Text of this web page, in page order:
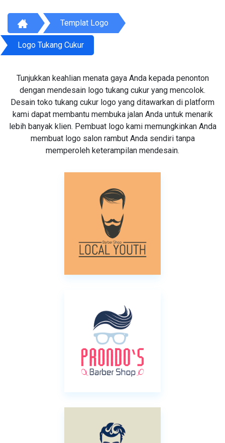
Templat Logo
Logo Tukang Cukur
Tunjukkan keahlian menata gaya Anda kepada penonton
dengan mendesain logo tukang cukur yang mencolok.
Desain toko tukang cukur logo yang ditawarkan di platform
kami dapat membantu membuka jalan Anda untuk menarik
lebih banyak klien. Pembuat logo kami memungkinkan Anda
membuat logo salon rambut Anda sendiri tanpa
memperoleh keterampilan mendesain.